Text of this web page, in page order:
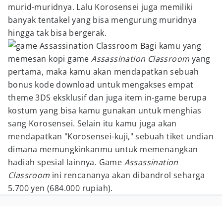
murid-muridnya. Lalu Korosensei juga memiliki
banyak tentakel yang bisa mengurung muridnya
hingga tak bisa bergerak.
Bagi kamu yang
memesan kopi gameAssassination Classroom yang
pertama, maka kamu akan mendapatkan sebuah
bonus kode download untuk mengakses empat
theme 3DS eksklusif dan juga item in-game berupa
kostum yang bisa kamu gunakan untuk menghias
sang Korosensei. Selain itu kamu juga akan
mendapatkan "Korosensei-kuji," sebuah tiket undian
dimana memungkinkanmu untuk memenangkan
hadiah spesial lainnya. Game Assassination
Classroom ini rencananya akan dibandrol seharga
5.700 yen (684.000 rupiah).